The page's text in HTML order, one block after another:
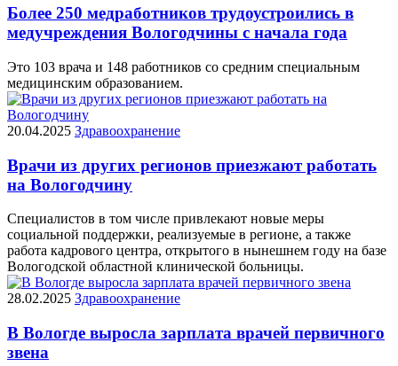
Более 250 медработников трудоустроились в
медучреждения Вологодчины с начала года
Это 103 врача и 148 работников со средним специальным
медицинским образованием.
20.04.2025 Здравоохранение
Врачи из других регионов приезжают работать
на Вологодчину
Специалистов в том числе привлекают новые меры
социальной поддержки, реализуемые в регионе, а также
работа кадрового центра, открытого в нынешнем году на базе
Вологодской областной клинической больницы.
28.02.2025 Здравоохранение
В Вологде выросла зарплата врачей первичного
звена